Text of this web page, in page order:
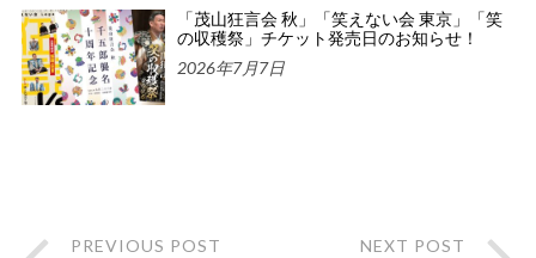
「茂山狂言会 秋」「笑えない会 東京」「笑
の収穫祭」チケット発売日のお知らせ！
2026年7月7日
PREVIOUS POST NEXT POST